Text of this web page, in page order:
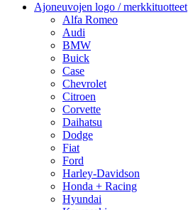
Ajoneuvojen logo / merkkituotteet
Alfa Romeo
Audi
BMW
Buick
Case
Chevrolet
Citroen
Corvette
Daihatsu
Dodge
Fiat
Ford
Harley-Davidson
Honda + Racing
Hyundai